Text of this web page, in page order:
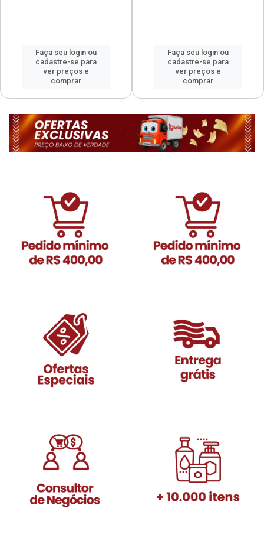
Faça seu login ou
cadastre-se para
ver preços e
comprar
Faça seu login ou
cadastre-se para
ver preços e
comprar